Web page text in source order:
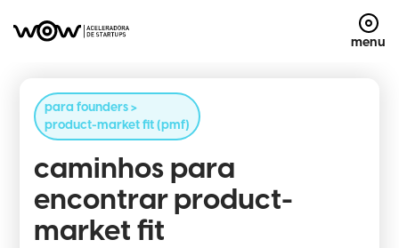
menu
para founders >
product-market fit (pmf)
caminhos para
encontrar product-
market fit